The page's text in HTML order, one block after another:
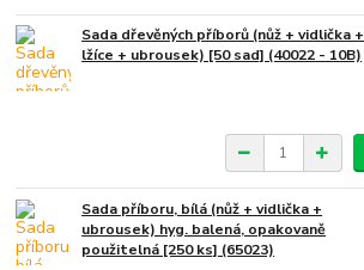
Sada dřevěných příborů (nůž + vidlička +
lžíce + ubrousek) [50 sad] (40022 - 10B)
Sada příboru, bílá (nůž + vidlička +
ubrousek) hyg. balená, opakovaně
použitelná [250 ks] (65023)